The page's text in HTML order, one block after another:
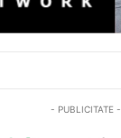
- PUBLICITATE -